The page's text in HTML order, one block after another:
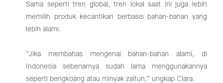
Sama seperti tren global, tren lokal saat ini juga lebih
memilih produk kecantikan berbasis bahan-bahan yang
lebih alami.
“Jika membahas mengenai bahan-bahan alami, di
Indonesia sebenarnya sudah lama menggunakannya
seperti bengkoang atau minyak zaitun,” ungkap Clara.